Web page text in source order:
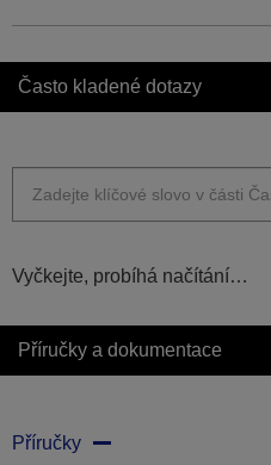
Často kladené dotazy
Vyčkejte, probíhá načítání…
Příručky a dokumentace
Příručky